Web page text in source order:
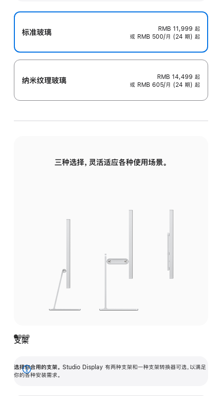
标准玻璃 RMB 11,999 起
或 RMB 500/月 (24 期) 起
纳米纹理玻璃 RMB 14,499 起
或 RMB 605/月 (24 期) 起
三种选择，灵活适应各种使用场景。
支架
选择你合用的支架。 Studio Display 有两种支架和一种支架转换器可选，以满足
你的各种安装需求。
展